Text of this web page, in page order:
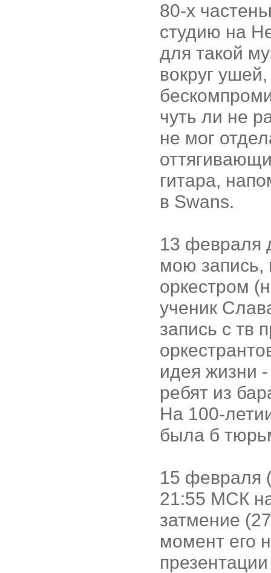
80-х
студию на
для такой
вокруг
чуть ли не
не мог
гитара,
в Swans.
13 февраля
мою запись,
оркестром
ученик
запись с тв
идея жизни
ребят из
На 100-
была б
15 февраля
21:55 МСК
затмение
момент его